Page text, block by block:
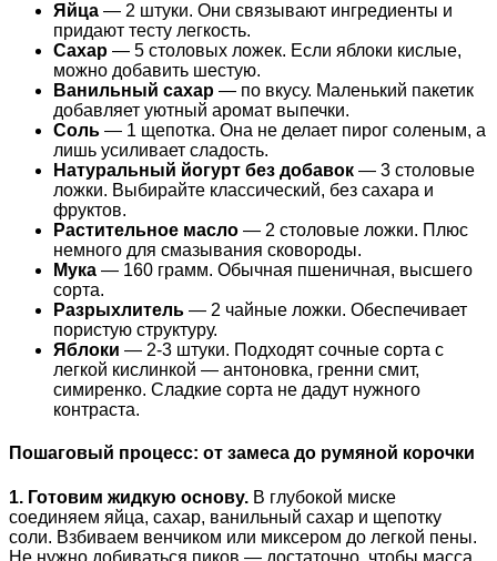
Яйца — 2 штуки. Они связывают ингредиенты и
придают тесту легкость.
Сахар — 5 столовых ложек. Если яблоки кислые,
можно добавить шестую.
Ванильный сахар — по вкусу. Маленький пакетик
добавляет уютный аромат выпечки.
Соль — 1 щепотка. Она не делает пирог соленым, а
лишь усиливает сладость.
Натуральный йогурт без добавок — 3 столовые
ложки. Выбирайте классический, без сахара и
фруктов.
Растительное масло — 2 столовые ложки. Плюс
немного для смазывания сковороды.
Мука — 160 грамм. Обычная пшеничная, высшего
сорта.
Разрыхлитель — 2 чайные ложки. Обеспечивает
пористую структуру.
Яблоки — 2-3 штуки. Подходят сочные сорта с
легкой кислинкой — антоновка, гренни смит,
симиренко. Сладкие сорта не дадут нужного
контраста.
Пошаговый процесс: от замеса до румяной корочки
1. Готовим жидкую основу. В глубокой миске
соединяем яйца, сахар, ванильный сахар и щепотку
соли. Взбиваем венчиком или миксером до легкой пены.
Не нужно добиваться пиков — достаточно, чтобы масса